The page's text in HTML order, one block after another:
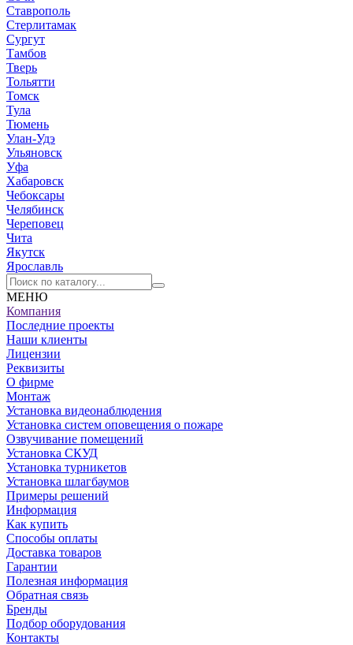
Ставрополь
Стерлитамак
Сургут
Тамбов
Тверь
Тольятти
Томск
Тула
Тюмень
Улан-Удэ
Ульяновск
Уфа
Хабаровск
Чебоксары
Челябинск
Череповец
Чита
Якутск
Ярославль
МЕНЮ
Компания
Последние проекты
Наши клиенты
Лицензии
Реквизиты
О фирме
Монтаж
Установка видеонаблюдения
Установка систем оповещения о пожаре
Озвучивание помещений
Установка СКУД
Установка турникетов
Установка шлагбаумов
Примеры решений
Информация
Как купить
Способы оплаты
Доставка товаров
Гарантии
Полезная информация
Обратная связь
Бренды
Подбор оборудования
Контакты